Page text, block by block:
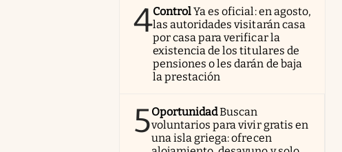
4ControlYa es oficial: en agosto,
las autoridades visitarán casa
por casa para verificar la
existencia de los titulares de
pensiones o les darán de baja
la prestación
5OportunidadBuscan
voluntarios para vivir gratis en
una isla griega: ofrecen